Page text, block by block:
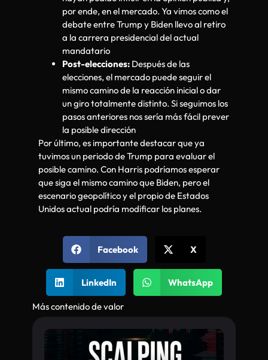
por ende, en el mercado. Ya vimos como el
debate entre Trump y Biden llevo al retiro
a la carrera presidencial del actual
mandatario
Post-elecciones: Después de las
elecciones, el mercado puede seguir el
mismo camino de la reacción inicial o dar
un giro totalmente distinto. Si seguimos los
pasos anteriores nos sería más fácil prever
la posible dirección
Por último, es importante destacar que ya
tuvimos un periodo de Trump para evaluar el
posible camino. Con Harris podríamos esperar
que siga el mismo camino que Biden, pero el
escenario geopolítico y el propio de Estados
Unidos actual podría modificar los planes.
Facebook X
LinkedIn WhatsApp
Más contenido de valor